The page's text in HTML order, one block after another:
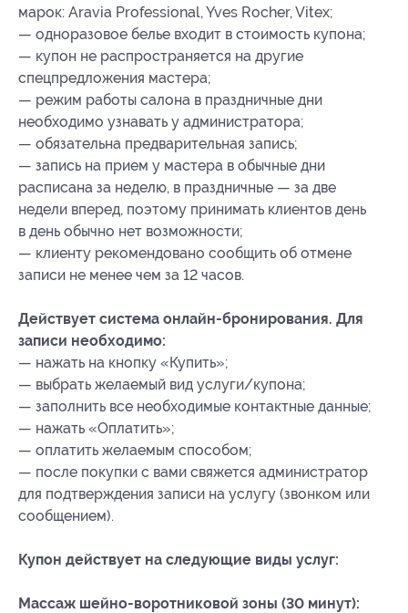
марок: Aravia Professional, Yves Rocher, Vitex;
— одноразовое белье входит в стоимость купона;
— купон не распространяется на другие
спецпредложения мастера;
— режим работы салона в праздничные дни
необходимо узнавать у администратора;
— обязательна предварительная запись;
— запись на прием у мастера в обычные дни
расписана за неделю, в праздничные — за две
недели вперед, поэтому принимать клиентов день
в день обычно нет возможности;
— клиенту рекомендовано сообщить об отмене
записи не менее чем за 12 часов.
Действует система онлайн-бронирования. Для
записи необходимо:
— нажать на кнопку «Купить»;
— выбрать желаемый вид услуги/купона;
— заполнить все необходимые контактные данные;
— нажать «Оплатить»;
— оплатить желаемым способом;
— после покупки с вами свяжется администратор
для подтверждения записи на услугу (звонком или
сообщением).
Купон действует на следующие виды услуг:
Массаж шейно-воротниковой зоны (30 минут):